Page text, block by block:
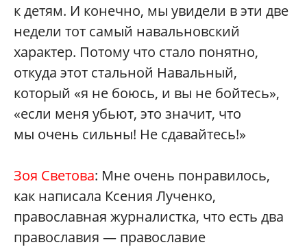
к детям. И конечно, мы увидели в эти две
недели тот самый навальновский
характер. Потому что стало понятно,
откуда этот стальной Навальный,
который «я не боюсь, и вы не бойтесь»,
«если меня убьют, это значит, что
мы очень сильны! Не сдавайтесь!»
Зоя Светова: Мне очень понравилось,
как написала Ксения Лученко,
православная журналистка, что есть два
православия — православие